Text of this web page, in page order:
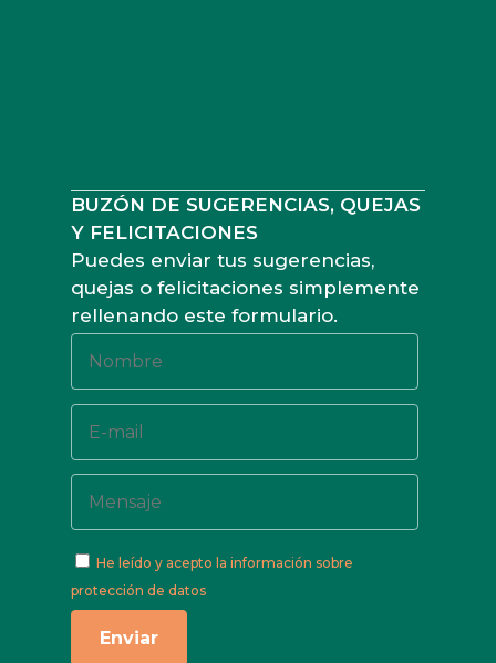
BUZÓN DE SUGERENCIAS, QUEJAS
Y FELICITACIONES
Puedes enviar tus sugerencias,
quejas o felicitaciones simplemente
rellenando este formulario.
He leído y acepto la información sobre
protección de datos